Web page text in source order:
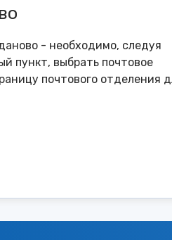
- необходимо, следуя
пункт, выбрать почтовое
почтового отделения